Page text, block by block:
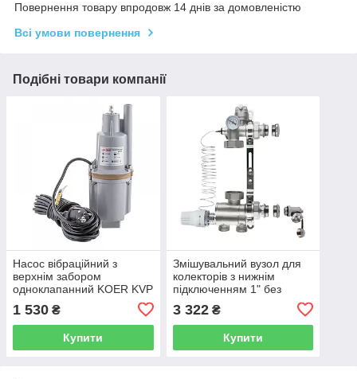
Повернення товару впродовж 14 днів за домовленістю
Всі умови повернення
Подібні товари компанії
Насос вібраційний з
верхнім забором
одноклапанний KOER KVP
1 530 ₴
Купити
Змішувальний вузол для
колекторів з нижнім
підключенням 1" без
насоса KOER KR.1022 -
KR2841
3 322₴
Купити